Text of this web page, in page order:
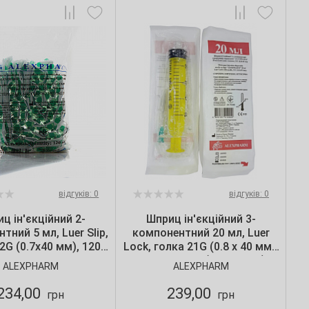
відгуків: 0
ін'єкційний 2-
5 мл, Luer Slip,
(0.7х40 мм), 120
ALEXPHARM
ALEXPHARM
грн
відгуків: 0
Шприц ін'єкційний 3-
компонентний 20 мл, Luer
Lock, голка 21G (0.8 х 40 мм),
ALEXPHARM (50 шт./уп.)
ALEXPHARM
239,00 грн